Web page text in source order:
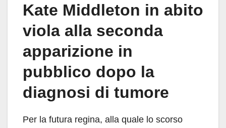
Kate Middleton in abito
viola alla seconda
apparizione in
pubblico dopo la
diagnosi di tumore
Per la futura regina, alla quale lo scorso